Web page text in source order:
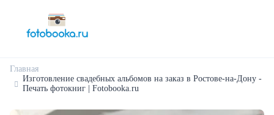
Главная
Изготовление свадебных альбомов на заказ в Ростове-на-Дону -
Печать фотокниг | Fotobooka.ru